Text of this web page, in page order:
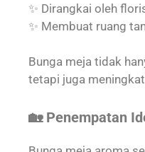
✨ Dirangkai oleh
✨ Membuat ruang
Bunga meja tidak
tetapi juga
🏡 Penempatan